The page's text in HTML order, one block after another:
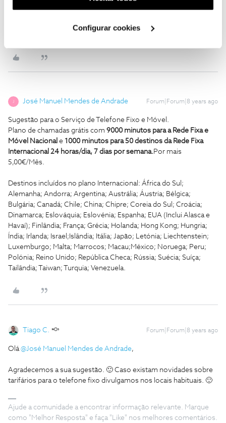
utilização dos cookies clicando em "Configurar
Configurar cookies
quem se propõem ajudar sem nada em troca... nem mesmo um
José Manuel Mendes de Andrade Forum|Forum|8 years ago
Sugestão para o Serviço de Telefone Fixo e Móvel.
Plano de chamadas grátis com 9000 minutos para a Rede Fixa e
Móvel Nacional e 1000 minutos para 50 destinos da Rede Fixa
Internacional 24 horas/dia, 7 dias por semana.Por mais
5,00€/Mês.
Destinos incluídos no plano Internacional: África do Sul;
Alemanha; Andorra; Argentina; Austrália; Áustria; Bélgica;
Bulgária; Canadá; Chile; China; Chipre; Coreia do Sul; Croácia;
Dinamarca; Eslováquia; Eslovénia; Espanha; EUA (Inclui Alasca e
Havaí); Finlândia; França; Grécia; Holanda; Hong Kong; Hungria;
Índia; Irlanda; Israel;Islândia; Itália; Japão; Letónia; Liechtenstein;
Luxemburgo; Malta; Marrocos; Macau;México; Noruega; Peru;
Polónia; Reino Unido; República Checa; Rússia; Suécia; Suíça;
Tailândia; Taiwan; Turquia; Venezuela.
Tiago C. Forum|Forum|8 years ago
Olá@José Manuel Mendes de Andrade,
Agradecemos a sua sugestão. 🙂 Caso existam novidades sobre
tarifários para o telefone fixo divulgamos nos locais habituais. 🙂
Ajude a comunidade a encontrar informação relevante. Marque
como "Melhor Resposta" e faça "Like" nos melhores comentários.